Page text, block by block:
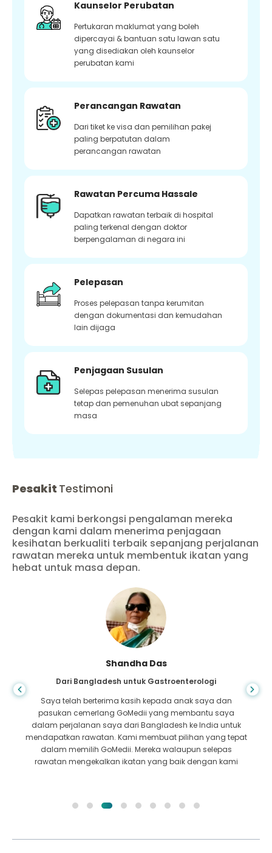
Kaunselor Perubatan
Pertukaran maklumat yang boleh
dipercayai & bantuan satu lawan satu
yang disediakan oleh kaunselor
perubatan kami
Perancangan Rawatan
Dari tiket ke visa dan pemilihan pakej
paling berpatutan dalam
perancangan rawatan
Rawatan Percuma Hassale
Dapatkan rawatan terbaik di hospital
paling terkenal dengan doktor
berpengalaman di negara ini
Pelepasan
Proses pelepasan tanpa kerumitan
dengan dokumentasi dan kemudahan
lain dijaga
Penjagaan Susulan
Selepas pelepasan menerima susulan
tetap dan pemenuhan ubat sepanjang
masa
Pesakit Testimoni
Pesakit kami berkongsi pengalaman mereka
dengan kami dalam menerima penjagaan
kesihatan berkualiti terbaik sepanjang perjalanan
rawatan mereka untuk membentuk ikatan yang
hebat untuk masa depan.
Shandha Das
Dari Bangladesh untuk Gastroenterologi
Saya telah berterima kasih kepada anak saya dan
pasukan cemerlang GoMedii yang membantu saya
dalam perjalanan saya dari Bangladesh ke India untuk
mendapatkan rawatan. Kami membuat pilihan yang tepat
dalam memilih GoMedii. Mereka walaupun selepas
rawatan mengekalkan ikatan yang baik dengan kami